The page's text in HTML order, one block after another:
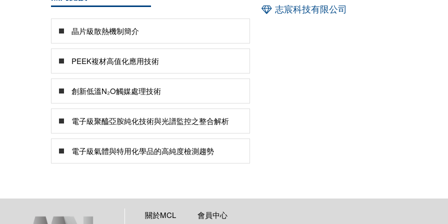
晶片級散熱機制簡介
PEEK複材高值化應用技術
創新低溫N₂O觸媒處理技術
電子級聚醯亞胺純化技術與光譜監控之整合解析
電子級氣體與特用化學品的高純度檢測趨勢
志宸科技有限公司
關於MCL 會員中心